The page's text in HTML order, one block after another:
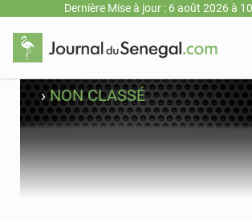
Dernière Mise à jour : 6 août 2026 à
›NON CLASSÉ